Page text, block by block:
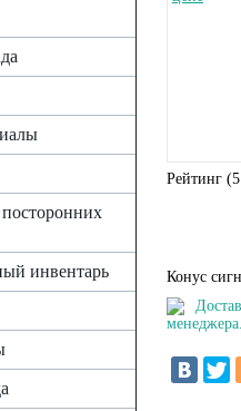
инвентарь
Рейтинг (5
Конус